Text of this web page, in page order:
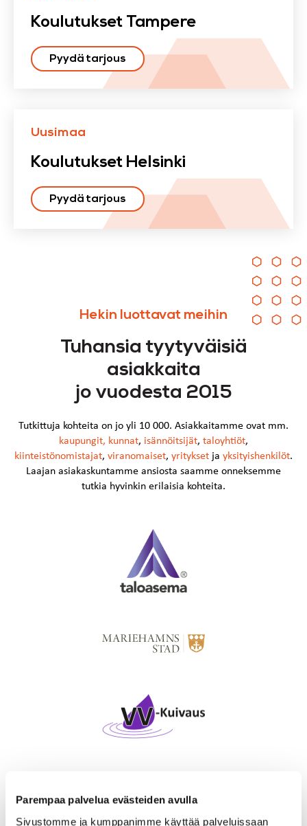
Parempaa palvelua evästeiden avulla
Sivustomme ja kumppanimme käyttää palveluissaan
Koulutukset Tampere
Pyydä tarjous
Uusimaa
Koulutukset Helsinki
Pyydä tarjous
Hekin luottavat meihin
Tuhansia tyytyväisiä
asiakkaita
jo vuodesta 2015
Tutkittuja kohteita on jo yli 10 000. Asiakkaitamme ovat mm.
kaupungit, kunnat, isännöitsijät, taloyhtiöt,
kiinteistönomistajat, viranomaiset, yritykset ja yksityishenkilöt.
Laajan asiakaskuntamme ansiosta saamme onneksemme
tutkia hyvinkin erilaisia kohteita.